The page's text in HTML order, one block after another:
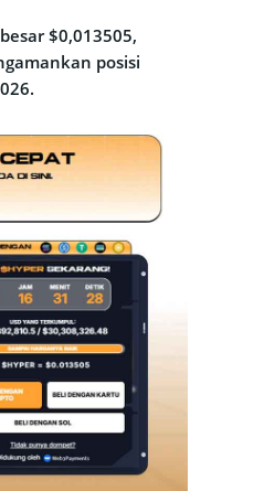
$0,013505,
posisi